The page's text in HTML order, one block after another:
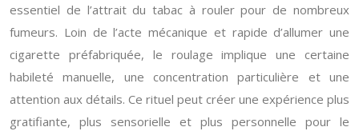
essentiel de l’attrait du tabac à rouler pour de nombreux
fumeurs. Loin de l’acte mécanique et rapide d’allumer une
cigarette préfabriquée, le roulage implique une certaine
habileté manuelle, une concentration particulière et une
attention aux détails. Ce rituel peut créer une expérience plus
gratifiante, plus sensorielle et plus personnelle pour le